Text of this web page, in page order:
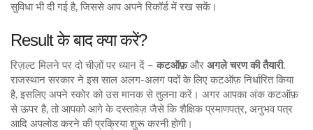
सुविधा भी दी गई है, जिससे आप अपने रिकॉर्ड में रख सकें।
Result के बाद क्या करें?
रिज़ल्ट मिलने पर दो चीज़ों पर ध्यान दें – कटऑफ़और अगले चरण की तैयारी.
राजस्थान सरकार ने इस साल अलग‑अलग पदों के लिए कटऑफ़ निर्धारित किया
है, इसलिए अपने स्कोर को उस मानक से तुलना करें। अगर आपका अंक कटऑफ़
से ऊपर है, तो आपको आगे के दस्तावेज़ जैसे कि शैक्षिक प्रमाणपत्र, अनुभव पत्र
आदि अपलोड करने की प्रक्रिया शुरू करनी होगी।